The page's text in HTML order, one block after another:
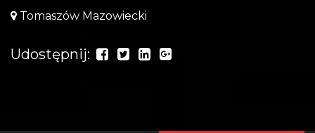
Tomaszów Mazowiecki
Udostępnij: